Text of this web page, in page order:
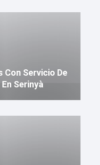
Servicio De
Serinyà